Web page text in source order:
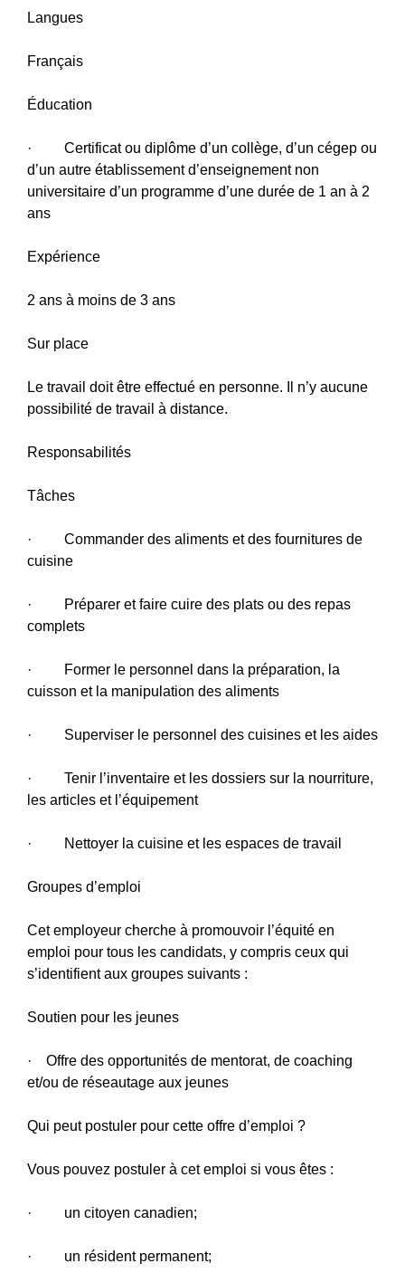
Langues
Français
Éducation
· Certificat ou diplôme d’un collège, d’un cégep ou
d’un autre établissement d’enseignement non
universitaire d’un programme d’une durée de 1 an à 2
ans
Expérience
2 ans à moins de 3 ans
Sur place
Le travail doit être effectué en personne. Il n’y aucune
possibilité de travail à distance.
Responsabilités
Tâches
· Commander des aliments et des fournitures de
cuisine
· Préparer et faire cuire des plats ou des repas
complets
· Former le personnel dans la préparation, la
cuisson et la manipulation des aliments
· Superviser le personnel des cuisines et les aides
· Tenir l’inventaire et les dossiers sur la nourriture,
les articles et l’équipement
· Nettoyer la cuisine et les espaces de travail
Groupes d’emploi
Cet employeur cherche à promouvoir l’équité en
emploi pour tous les candidats, y compris ceux qui
s’identifient aux groupes suivants :
Soutien pour les jeunes
· Offre des opportunités de mentorat, de coaching
et/ou de réseautage aux jeunes
Qui peut postuler pour cette offre d’emploi ?
Vous pouvez postuler à cet emploi si vous êtes :
· un citoyen canadien;
· un résident permanent;